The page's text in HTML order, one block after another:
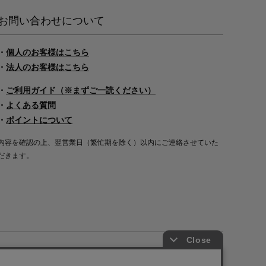
問い合わせについて
・ 個人のお客様はこちら
・ 法人のお客様はこちら
・ ご利用ガイド（※まずご一読ください）
・ よくある質問
・ ポイントについて
容を確認の上、翌営業日（繁忙期を除く）以内にご連絡させていた
きます。